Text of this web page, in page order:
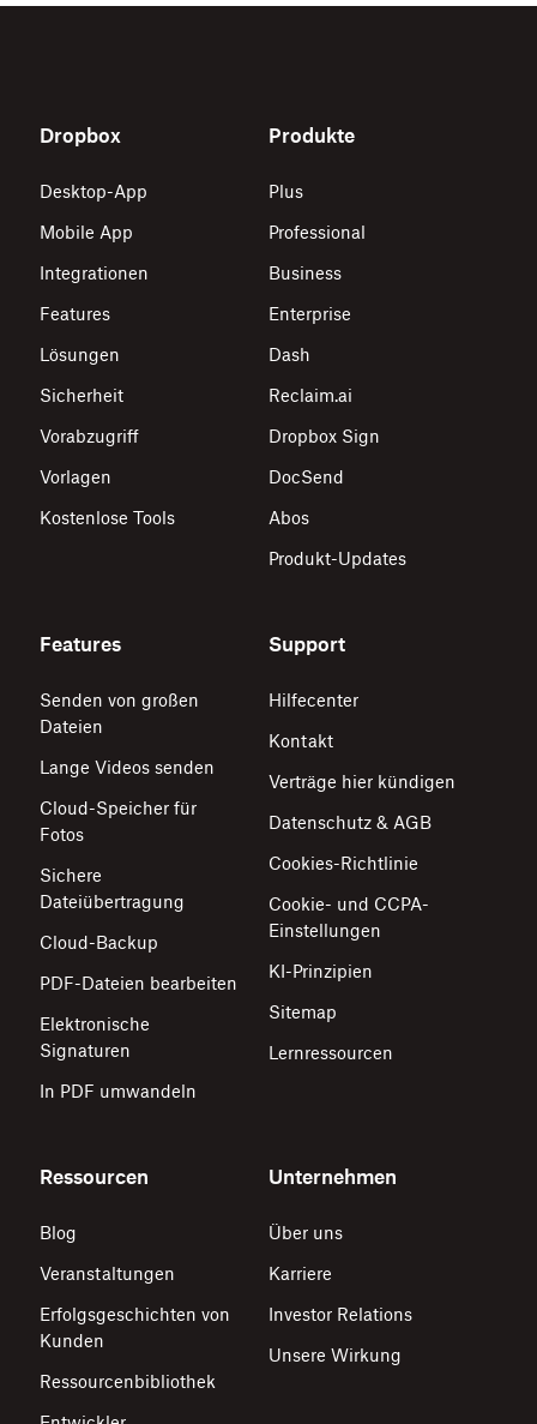
Dropbox
Desktop-App
Mobile App
Integrationen
Features
Lösungen
Sicherheit
Vorabzugriff
Vorlagen
Kostenlose Tools
Produkte
Plus
Professional
Business
Enterprise
Dash
Reclaim.ai
Dropbox Sign
DocSend
Abos
Produkt-Updates
Features
Senden von großen
Dateien
Lange Videos senden
Cloud-Speicher für
Fotos
Sichere
Dateiübertragung
Cloud-Backup
PDF-Dateien bearbeiten
Elektronische
Signaturen
In PDF umwandeln
Support
Hilfecenter
Kontakt
Verträge hier kündigen
Datenschutz & AGB
Cookies-Richtlinie
Cookie- und CCPA-
Einstellungen
KI-Prinzipien
Sitemap
Lernressourcen
Ressourcen
Blog
Veranstaltungen
Erfolgsgeschichten von
Kunden
Ressourcenbibliothek
Unternehmen
Über uns
Karriere
Investor Relations
Unsere Wirkung